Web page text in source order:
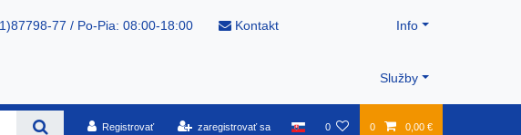
77 / Po-Pia: 08:00-18:00 Kontakt Info
Služby
Registrovať zaregistrovať sa 0 0 0,00 €